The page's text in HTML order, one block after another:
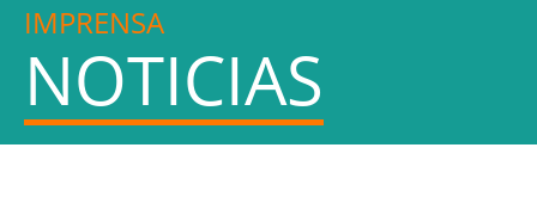
IMPRENSA
NOTICIAS